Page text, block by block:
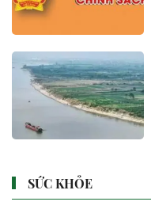
SỨC KHỎE